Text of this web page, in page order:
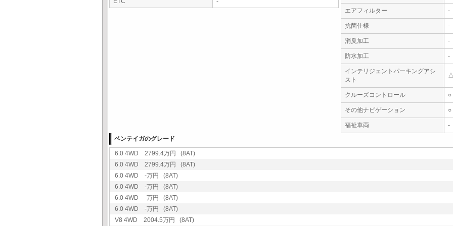
エアフィルター
-
抗菌仕様 -
消臭加工 -
防水加工 -
インテリジェントパーキングアシ
スト
クルーズコントロール ○
その他ナビゲーション ○
福祉車両
-
ベンテイガのグレード
6.0 4WD 2799.4万円 (8AT)
6.0 4WD 2799.4万円 (8AT)
6.0 4WD -万円 (8AT)
6.0 4WD -万円 (8AT)
6.0 4WD -万円 (8AT)
6.0 4WD -万円 (8AT)
V8 4WD 2004.5万円 (8AT)